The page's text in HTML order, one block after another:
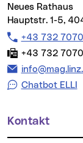
Neues Rathaus
Hauptstr. 1-5,
Telefon:
+43 732
Fax:
+43 732
E-Mail
Chatbot ELLI
Kontakt